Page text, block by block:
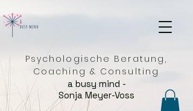
a busy mind -
Sonja Meyer-Voss
Psychologische Beratung,
Coaching & Consulting